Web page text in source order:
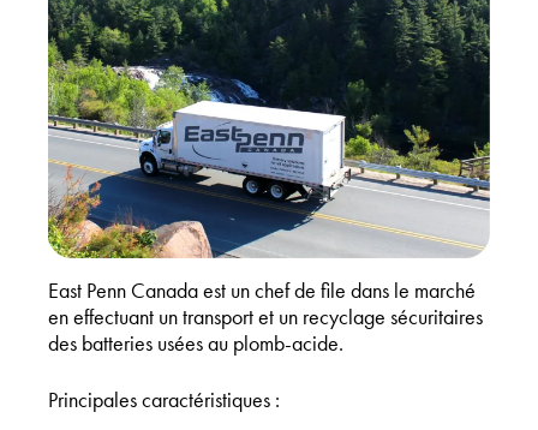
East Penn Canada est un chef de file dans le marché
en effectuant un transport et un recyclage sécuritaires
des batteries usées au plomb-acide.
Principales caractéristiques :